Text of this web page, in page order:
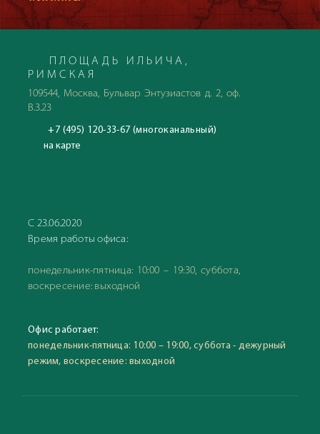
ПЛОЩАДЬ ИЛЬИЧА,
РИМСКАЯ
109544, Москва, Бульвар Энтузиастов д. 2, оф.
В.3.23
+7 (495) 120-33-67 (многоканальный)
на карте
С 23.06.2020
Время работы офиса:
понедельник-пятница: 10:00 – 19:30, суббота,
воскресение: выходной
Офис работает:
понедельник-пятница: 10:00 – 19:00, суббота - дежурный
режим, воскресение: выходной